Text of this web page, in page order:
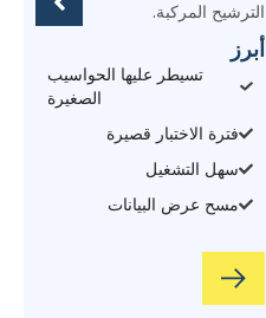
أبرز
ضغط سلبي مستقر
تشغيل حقيقي بزر واحد